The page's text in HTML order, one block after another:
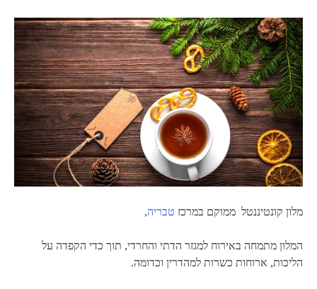
מלון קונטיננטל ממוקם במרכז טבריה,
המלון מתמחה באירוח למגזר הדתי והחרדי, תוך כדי הקפדה על
הליכות, ארוחות כשרות למהדרין וכדומה.